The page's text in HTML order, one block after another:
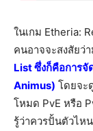
ในเกม Etheria:
คนอาจจะสงสัยว่
List ซึ่งก็คือการจั
Animus) โดยจะ
โหมด PvE หรือ
รู้ว่าควรปั้นตัวไห